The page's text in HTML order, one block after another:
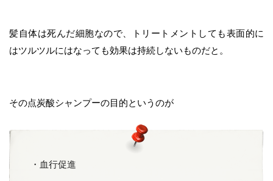
髪自体は死んだ細胞なので、トリートメントしても表面的に
はツルツルにはなっても効果は持続しないものだと。
その点炭酸シャンプーの目的というのが
・血行促進